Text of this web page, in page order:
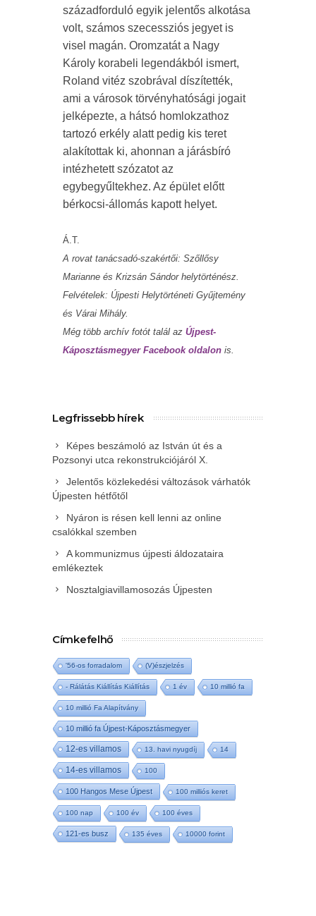
századforduló egyik jelentős alkotása
volt, számos szecessziós jegyet is
visel magán. Oromzatát a Nagy
Károly korabeli legendákból ismert,
Roland vitéz szobrával díszítették,
ami a városok törvényhatósági jogait
jelképezte, a hátsó homlokzathoz
tartozó erkély alatt pedig kis teret
alakítottak ki, ahonnan a járásbíró
intézhetett szózatot az
egybegyűltekhez. Az épület előtt
bérkocsi-állomás kapott helyet.
Á.T.
A rovat tanácsadó-szakértői: Szőllősy
Marianne és Krizsán Sándor helytörténész.
Felvételek: Újpesti Helytörténeti Gyűjtemény
és Várai Mihály.
Még több archív fotót talál az Újpest-
Káposztásmegyer Facebook oldalon is.
Legfrissebb hírek
Képes beszámoló az István út és a
Pozsonyi utca rekonstrukciójáról X.
Jelentős közlekedési változások várhatók
Újpesten hétfőtől
Nyáron is résen kell lenni az online
csalókkal szemben
A kommunizmus újpesti áldozataira
emlékeztek
Nosztalgiavillamosozás Újpesten
Címkefelhő
'56-os forradalom (V)észjelzés
- Rálátás Kiállítás Kiállítás 1 év 10 millió fa
10 millió Fa Alapítvány
10 millió fa Újpest-Káposztásmegyer
12-es villamos 13. havi nyugdíj 14
14-es villamos 100
100 Hangos Mese Újpest 100 milliós keret
100 nap 100 év 100 éves
121-es busz 135 éves 10000 forint